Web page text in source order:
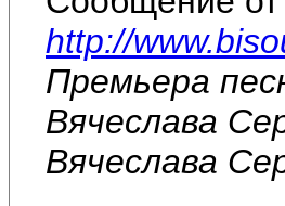
http://
Премьера
Вячеслава
Вячеслава